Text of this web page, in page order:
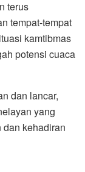
terus
tempat-tempat
kamtibmas
potensi cuaca
dan lancar,
yang
kehadiran